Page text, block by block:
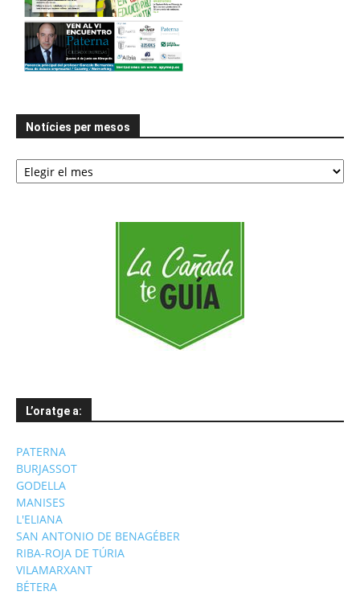
Notícies per mesos
Notícies
per
L’oratge a:
PATERNA
BURJASSOT
GODELLA
MANISES
L'ELIANA
SAN ANTONIO DE BENAGÉBER
RIBA-ROJA DE TÚRIA
VILAMARXANT
BÉTERA